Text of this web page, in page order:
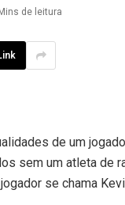
de leitura
de um
sem um atleta de
se chama